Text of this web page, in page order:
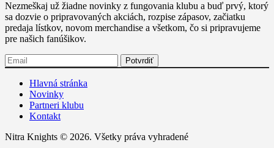
Nezmeškaj už žiadne novinky z fungovania klubu a buď prvý, ktorý
sa dozvie o pripravovaných akciách, rozpise zápasov, začiatku
predaja lístkov, novom merchandise a všetkom, čo si pripravujeme
pre našich fanúšikov.
Hlavná stránka
Novinky
Partneri klubu
Kontakt
Nitra Knights © 2026. Všetky práva vyhradené